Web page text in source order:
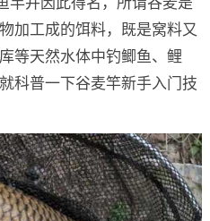
加工成的饵料，既是窝料又
等天然水体中钓鲫鱼、鲤
科普一下谷麦竿新手入门技